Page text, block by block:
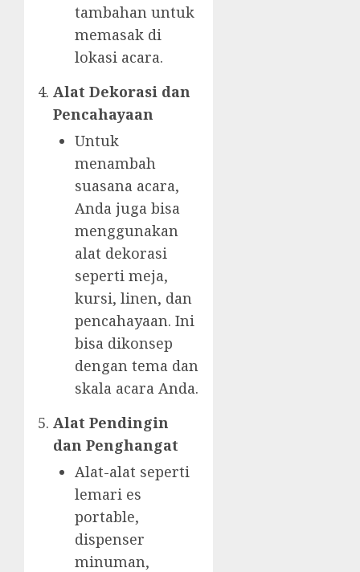
tambahan untuk
memasak di
lokasi acara.
Alat Dekorasi dan
Pencahayaan
Untuk
menambah
suasana acara,
Anda juga bisa
menggunakan
alat dekorasi
seperti meja,
kursi, linen, dan
pencahayaan. Ini
bisa dikonsep
dengan tema dan
skala acara Anda.
Alat Pendingin
dan Penghangat
Alat-alat seperti
lemari es
portable,
dispenser
minuman,